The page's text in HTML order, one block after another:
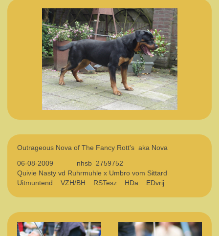
Outrageous Nova of The Fancy Rott's aka Nova
06-08-2009 nhsb 2759752
Quivie Nasty vd Ruhrmuhle x Umbro vom Sittard
Uitmuntend VZH/BH RSTesz HDa EDvrij